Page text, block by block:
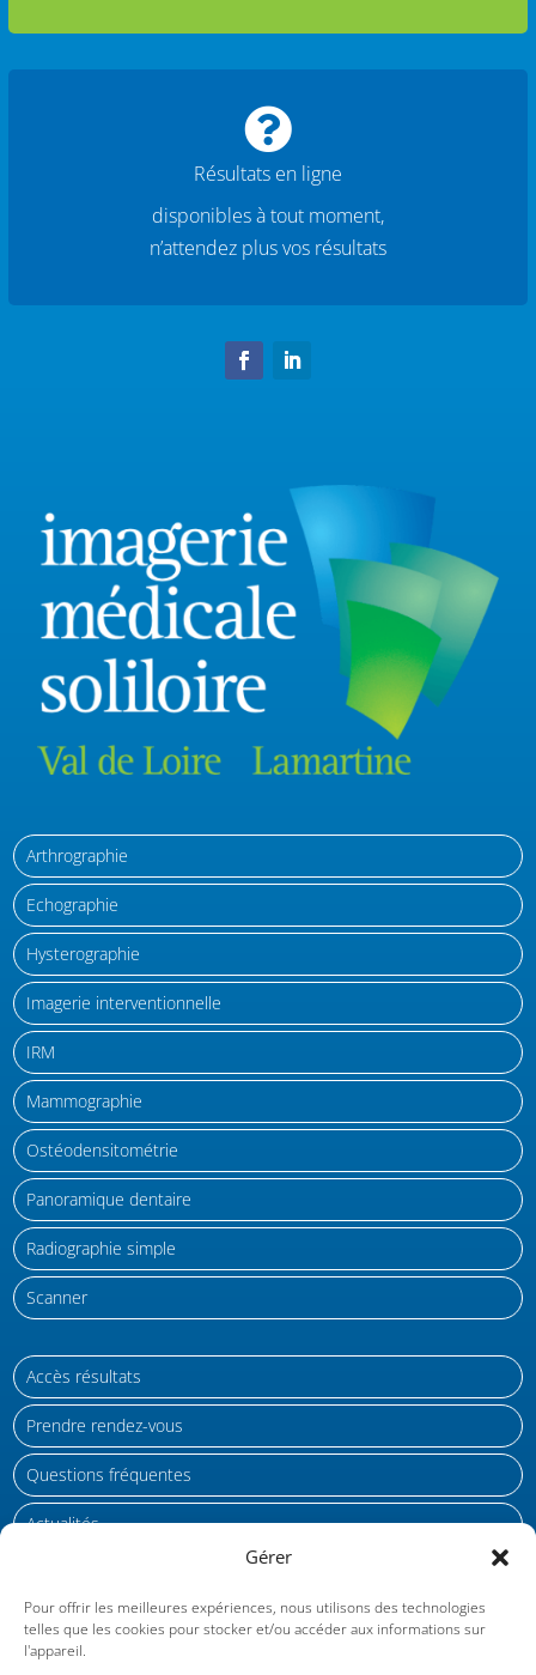
Gérer
Pour offrir les meilleures expériences, nous utilisons des technologies
telles que les cookies pour stocker et/ou accéder aux informations sur
l'appareil.

Résultats en ligne
disponibles à tout moment,
n’attendez plus vos résultats
Arthrographie
Echographie
Hysterographie
Imagerie interventionnelle
IRM
Mammographie
Ostéodensitométrie
Panoramique dentaire
Radiographie simple
Scanner
Accès résultats
Prendre rendez-vous
Questions fréquentes
Actualités
Gestion des cookies
Protection des données personnelles RGPD